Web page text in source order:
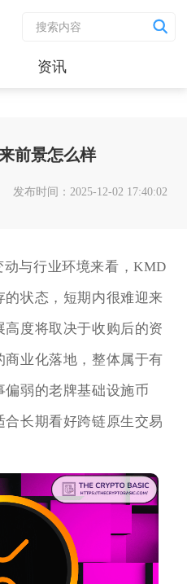
资讯
前景怎么样
发布时间：2025-12-02 17:40:02
与行业环境来看，KMD
状态，短期内很难迎来
度将取决于收购后的资
业化落地，整体属于有
弱的老牌基础设施币
长期看好跨链原生交易